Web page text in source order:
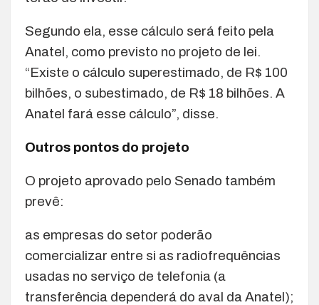
Segundo ela, esse cálculo será feito pela
Anatel, como previsto no projeto de lei.
“Existe o cálculo superestimado, de R$ 100
bilhões, o subestimado, de R$ 18 bilhões. A
Anatel fará esse cálculo”, disse.
Outros pontos do projeto
O projeto aprovado pelo Senado também
prevê:
as empresas do setor poderão
comercializar entre si as radiofrequências
usadas no serviço de telefonia (a
transferência dependerá do aval da Anatel);